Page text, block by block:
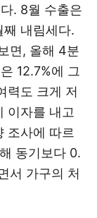
. 8월 수출은
째 내림세다.
면, 올해 4분
12.7%에 그
력도 크게 저
이자를 내고
조사에 따르
동기보다 0.
서 가구의 처